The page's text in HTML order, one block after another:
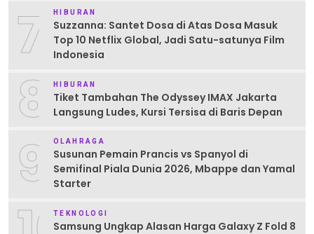
7 HIBURAN
Suzzanna: Santet Dosa di Atas Dosa Masuk
Top 10 Netflix Global, Jadi Satu-satunya Film
Indonesia
8 HIBURAN
Tiket Tambahan The Odyssey IMAX Jakarta
Langsung Ludes, Kursi Tersisa di Baris Depan
9 OLAHRAGA
Susunan Pemain Prancis vs Spanyol di
Semifinal Piala Dunia 2026, Mbappe dan Yamal
Starter
TEKNOLOGI
Samsung Ungkap Alasan Harga Galaxy Z Fold 8